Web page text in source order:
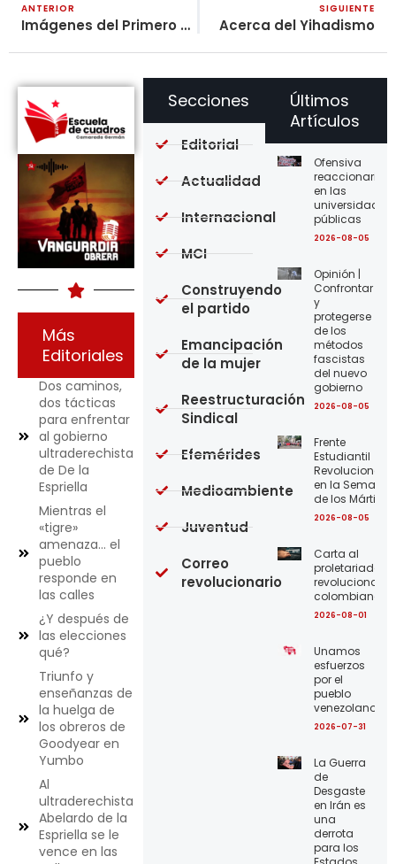
ANTERIOR
Imágenes del Primero de Mayo en Colombia
SIGUIENTE
Acerca del Yihadismo
Más
Editoriales
Dos caminos,
dos tácticas
para enfrentar
al gobierno
ultraderechista
de De la
Espriella
Mientras el
«tigre»
amenaza… el
pueblo
responde en
las calles
¿Y después de
las elecciones
qué?
Triunfo y
enseñanzas de
la huelga de
los obreros de
Goodyear en
Yumbo
Al
ultraderechista
Abelardo de la
Espriella se le
vence en las
Últimos
Artículos
Ofensiva
reaccionaria
en las
universidades
públicas
2026-08-05
Opinión |
Confrontar
y
protegerse
de los
métodos
fascistas
del nuevo
gobierno
2026-08-05
Frente
Estudiantil
Revolucionario
en la Semana
de los Mártires
2026-08-05
Carta al
proletariado
revolucionario
colombiano
2026-08-01
Unamos
esfuerzos
por el
pueblo
venezolano
2026-07-31
La Guerra
de
Desgaste
en Irán es
una
derrota
para los
Secciones
Editorial
Actualidad
Internacional
MCI
Construyendo
el partido
Emancipación
de la mujer
Reestructuración
Sindical
Efemérides
Medioambiente
Juventud
Correo
revolucionario